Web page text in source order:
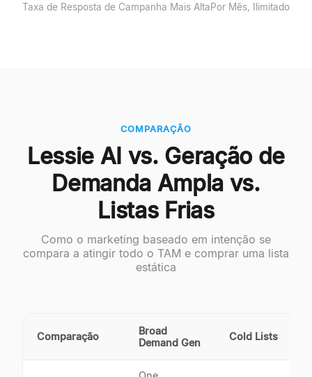
Taxa de Resposta de Campanha Mais AltaPor Mês, Ilimitado
COMPARAÇÃO
Lessie AI vs. Geração de
Demanda Ampla vs.
Listas Frias
Como o marketing baseado em intenção se
compara a atingir todo o TAM e comprar uma lista
estática
Comparação
Broad
Demand Gen
Cold Lists